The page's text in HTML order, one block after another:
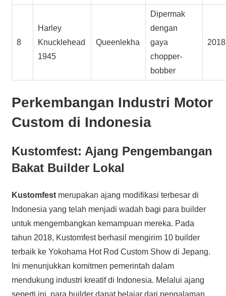
8
Harley
Knucklehead
1945
Queenlekha
Dipermak
dengan
gaya
chopper-
bobber
2018
Perkembangan Industri Motor
Custom di Indonesia
Kustomfest: Ajang Pengembangan
Bakat Builder Lokal
Kustomfestmerupakan ajang modifikasi terbesar di
Indonesia yang telah menjadi wadah bagi para builder
untuk mengembangkan kemampuan mereka. Pada
tahun 2018, Kustomfest berhasil mengirim 10 builder
terbaik ke Yokohama Hot Rod Custom Show di Jepang.
Ini menunjukkan komitmen pemerintah dalam
mendukung industri kreatif di Indonesia. Melalui ajang
seperti ini, para builder dapat belajar dari pengalaman